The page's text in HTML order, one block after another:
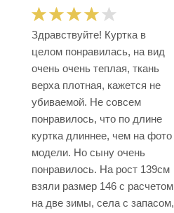
Здравствуйте! Куртка в
целом понравилась, на вид
очень очень теплая, ткань
верха плотная, кажется не
убиваемой. Не совсем
понравилось, что по длине
куртка длиннее, чем на фото
модели. Но сыну очень
понравилось. На рост 139см
взяли размер 146 с расчетом
на две зимы, села с запасом,